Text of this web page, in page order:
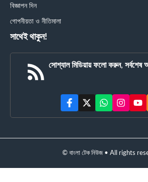
বিজ্ঞাপন দিন
গোপনীয়তা ও নীতিমালা
সাথেই থাকুন!
সোশ্যাল মিডিয়ায় ফলো করুন, সর্বশেষ
© বাংলা টেক নিউজ • All rights